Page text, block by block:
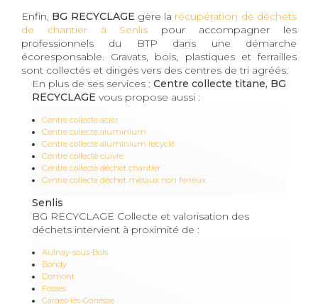
Enfin, BG RECYCLAGE gère la récupération de déchets
de chantier à Senlis pour accompagner les
professionnels du BTP dans une démarche
écoresponsable. Gravats, bois, plastiques et ferrailles
sont collectés et dirigés vers des centres de tri agréés.
En plus de ses services : Centre collecte titane, BG
RECYCLAGE vous propose aussi :
Centre collecte acier
Centre collecte aluminium
Centre collecte aluminium recyclé
Centre collecte cuivre
Centre collecte déchet chantier
Centre collecte déchet métaux non ferreux
Senlis
BG RECYCLAGE Collecte et valorisation des
déchets intervient à proximité de :
Aulnay-sous-Bois
Bondy
Domont
Fosses
Garges-lès-Gonesse